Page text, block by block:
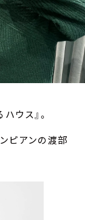
ウス』。
ピアンの渡部